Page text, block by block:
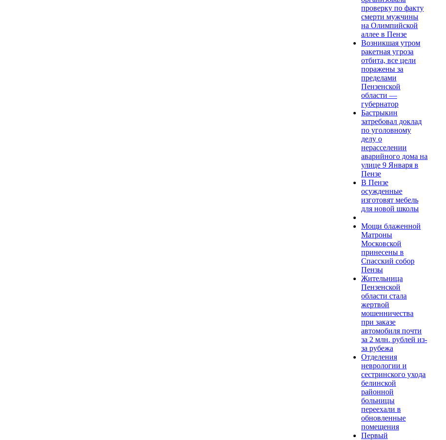
проверку по факту
смерти мужчины
на Олимпийской
аллее в Пензе
Возникшая утром
ракетная угроза
отбита, все цели
поражены за
пределами
Пензенской
области —
губернатор
Бастрыкин
затребовал доклад
по уголовному
делу о
нерасселении
аварийного дома на
улице 9 Января в
Пензе
В Пензе
осужденные
изготовят мебель
для новой школы
Мощи блаженной
Матроны
Московской
принесены в
Спасский собор
Пензы
Жительница
Пензенской
области стала
жертвой
мошенничества
при заказе
автомобиля почти
за 2 млн. рублей из-
за рубежа
Отделения
неврологии и
сестринского ухода
белинской
районной
больницы
переехали в
обновленные
помещения
Первый